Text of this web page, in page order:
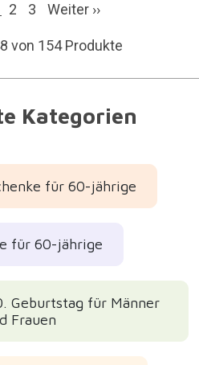
2 3 Weiter ››
von 154 Produkte
Kategorien
für 60-jährige
für 60-jährige
Geburtstag für Männer
Frauen